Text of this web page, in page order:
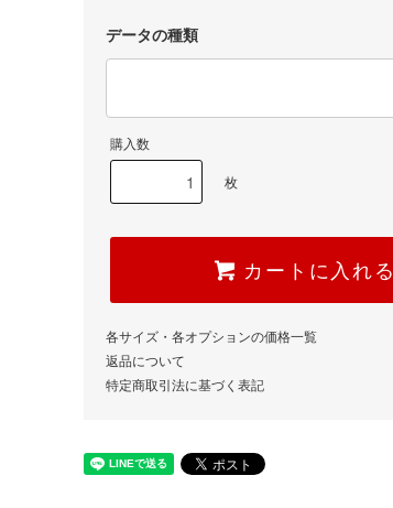
データの種類
購入数
枚
カートに入れる
各サイズ・各オプションの価格一覧
返品について
特定商取引法に基づく表記